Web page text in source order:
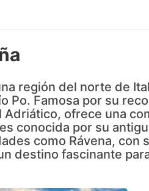
región del norte de
Po. Famosa por su
Adriático, ofrece una
conocida por su
como Rávena, con
destino fascinante